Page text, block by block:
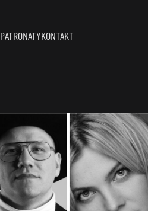
PATRONATYKONTAKT